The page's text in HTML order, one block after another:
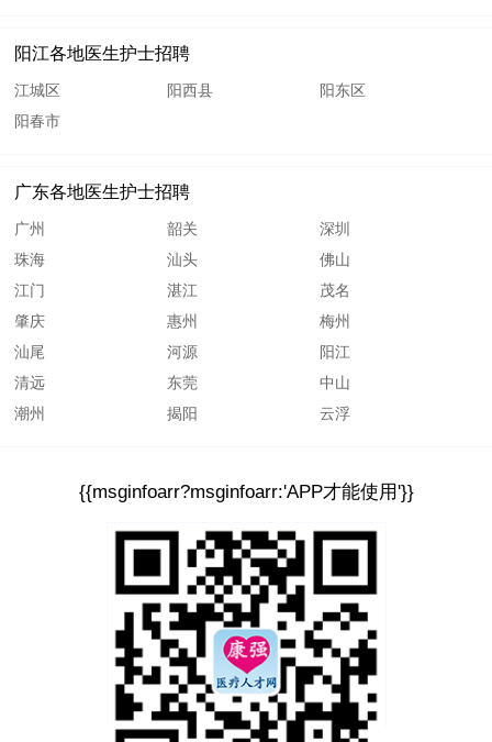
阳江各地医生护士招聘
江城区 阳西县
阳东区
阳春市
广东各地医生护士招聘
广州 韶关
深圳
珠海
汕头
佛山
江门
湛江
茂名
肇庆
惠州
梅州
汕尾
河源
阳江
清远
东莞
中山
潮州
揭阳 云浮
{{msginfoarr?msginfoarr:'APP才能使用'}}